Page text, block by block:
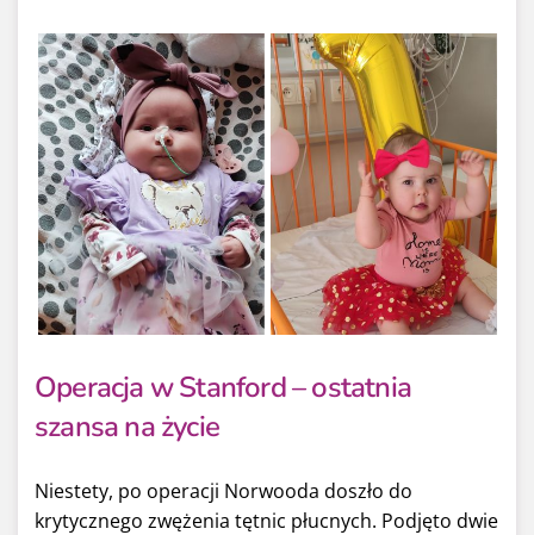
Operacja w Stanford – ostatnia
szansa na życie
Niestety, po operacji Norwooda doszło do
krytycznego zwężenia tętnic płucnych. Podjęto dwie